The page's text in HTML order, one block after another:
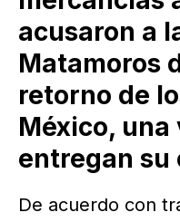
acusaron a
Matamoros
retorno de
México, una
entregan su
De acuerdo con